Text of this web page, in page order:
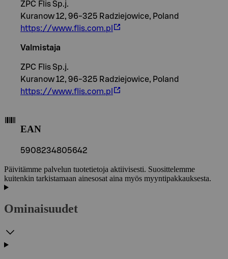
ZPC Flis Sp.j.
Kuranow 12, 96-325 Radziejowice, Poland
https://www.flis.com.pl
Valmistaja
ZPC Flis Sp.j.
Kuranow 12, 96-325 Radziejowice, Poland
https://www.flis.com.pl
EAN
5908234805642
Päivitämme palvelun tuotetietoja aktiivisesti. Suosittelemme
kuitenkin tarkistamaan ainesosat aina myös myyntipakkauksesta.
Ominaisuudet